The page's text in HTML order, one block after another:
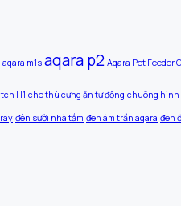
aqara m1s aqara p2 Aqara Pet Feeder
H1 cho thú cưng ăn tự động chuông hình
đèn sưởi nhà tắm đèn âm trần aqara đèn